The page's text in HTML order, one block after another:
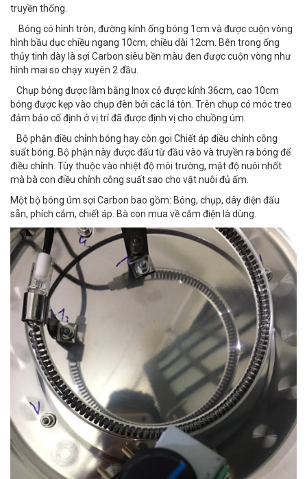
truyền thống.
Bóng có hình tròn, đường kính ống bóng 1cm và được cuộn vòng
hình bầu dục chiều ngang 10cm, chiều dài 12cm. Bên trong ống
thủy tinh dày là sợi Carbon siêu bền màu đen được cuộn vòng như
hình mai so chạy xuyên 2 đầu.
Chụp bóng được làm bằng Inox có được kính 36cm, cao 10cm
bóng được kẹp vào chụp đèn bởi các lá tôn. Trên chụp có móc treo
đảm bảo cố định ở vị trí đã được định vị cho chuồng úm.
Bộ phận điều chỉnh bóng hay còn gọi Chiết áp điều chỉnh công
suất bóng. Bộ phận này được đấu từ đầu vào và truyền ra bóng để
điều chỉnh. Tùy thuộc vào nhiệt độ môi trường, mật độ nuôi nhốt
mà bà con điều chỉnh công suất sao cho vật nuôi đủ ấm.
Một bộ bóng úm sợi Carbon bao gồm: Bóng, chụp, dây điện đấu
sẵn, phích cắm, chiết áp. Bà con mua về cắm điện là dùng.